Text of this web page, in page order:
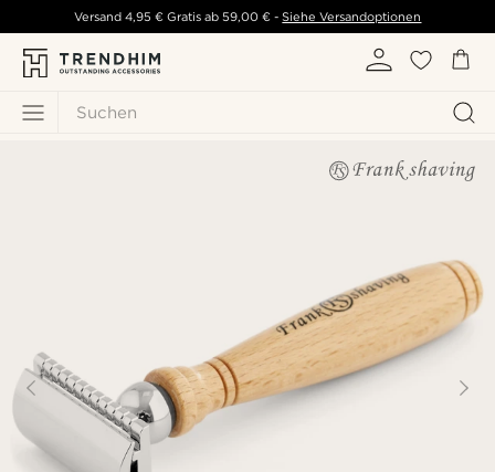
Suchen
Versand 4,95 € Gratis ab 59,00 € - Siehe Versandoptionen